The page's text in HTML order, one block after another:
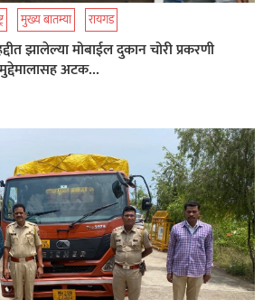
मुख्य बातम्या रायगड
झालेल्या मोबाईल दुकान चोरी प्रकरणी
अटक…